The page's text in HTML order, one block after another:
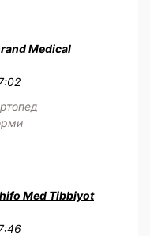
Medical
Med Tibbiyot